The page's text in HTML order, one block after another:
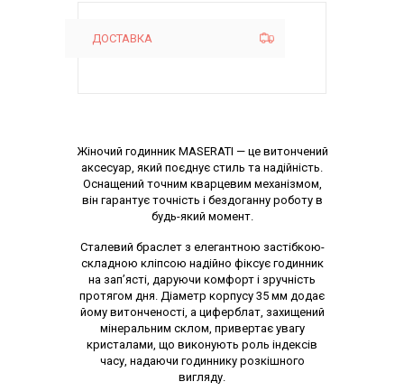
ДОСТАВКА
Опис товару
Жіночий годинник MASERATI — це витончений
аксесуар, який поєднує стиль та надійність.
Оснащений точним кварцевим механізмом,
він гарантує точність і бездоганну роботу в
будь-який момент.
Сталевий браслет з елегантною застібкою-
складною кліпсою надійно фіксує годинник
на зап’ясті, даруючи комфорт і зручність
протягом дня. Діаметр корпусу 35 мм додає
йому витонченості, а циферблат, захищений
мінеральним склом, привертає увагу
кристалами, що виконують роль індексів
часу, надаючи годиннику розкішного
вигляду.